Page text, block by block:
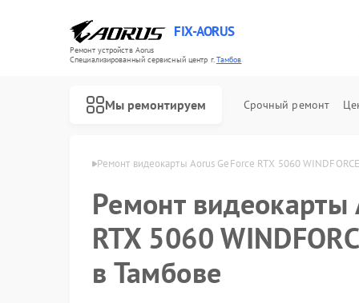
FIX-AORUS
Ремонт устройств Aorus
Специализированный cервисный центр г.Тамбов
Мы ремонтируем Срочный ремонт
Ремонт видеокарты Aorus GeForce RTX 5060
Ремонт видеокарты
RTX 5060
в Тамбове